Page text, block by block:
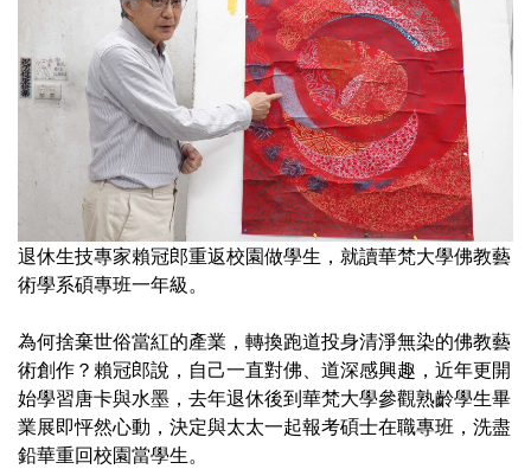
退休生技專家賴冠郎重返校園做學生，就讀華梵大學佛教藝
術學系碩專班一年級。
為何捨棄世俗當紅的產業，轉換跑道投身清淨無染的佛教藝
術創作？賴冠郎說，自己一直對佛、道深感興趣，近年更開
始學習唐卡與水墨，去年退休後到華梵大學參觀熟齡學生畢
業展即怦然心動，決定與太太一起報考碩士在職專班，洗盡
鉛華重回校園當學生。